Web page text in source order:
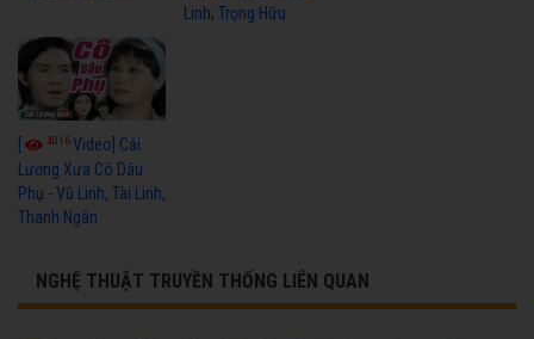
Linh, Trọng Hữu
[ 4016Video] Cải
Lương Xưa Cô Dâu
Phụ - Vũ Linh, Tài Linh,
Thanh Ngân
NGHỆ THUẬT TRUYỀN THỐNG LIÊN QUAN